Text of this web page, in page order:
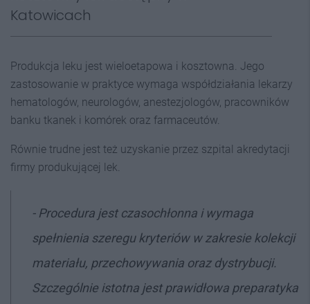
Katowicach
Produkcja leku jest wieloetapowa i kosztowna. Jego
zastosowanie w praktyce wymaga współdziałania lekarzy
hematologów, neurologów, anestezjologów, pracowników
banku tkanek i komórek oraz farmaceutów.
Równie trudne jest też uzyskanie przez szpital akredytacji
firmy produkującej lek.
- Procedura jest czasochłonna i wymaga
spełnienia szeregu kryteriów w zakresie kolekcji
materiału, przechowywania oraz dystrybucji.
Szczególnie istotna jest prawidłowa preparatyka